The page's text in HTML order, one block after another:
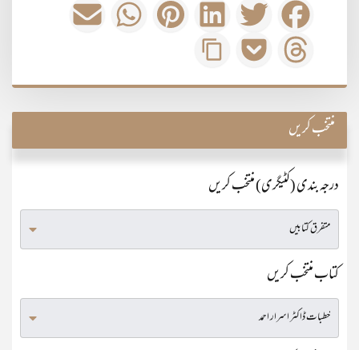
منتخب کریں
درجہ بندی (کٹیگری) منتخب کریں
کتاب منتخب کریں